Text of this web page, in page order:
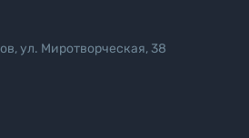
ул. Миротворческая, 38